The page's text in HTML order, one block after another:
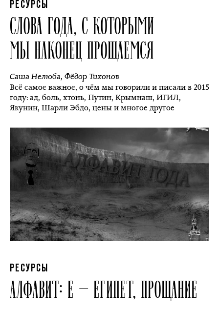
РЕСУРСЫ
СЛОВА ГОДА, С КОТОРЫМИ
МЫ НАКОНЕЦ ПРОЩАЕМСЯ
Саша Нелюба, Фёдор Тихонов
Всё самое важное, о чём мы говорили и писали в 2015
году: ад, боль, хтонь, Путин, Крымнаш, ИГИЛ,
Якунин, Шарли Эбдо, цены и многое другое
РЕСУРСЫ
АЛФАВИТ: Е — ЕГИПЕТ, ПРОЩАНИЕ